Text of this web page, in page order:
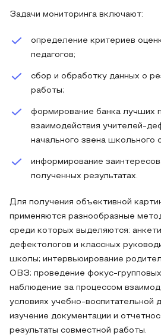
Задачи мониторинга включают:
определение критериев
педагогов;
сбор и обработку данных о
работы;
формирование банка лучших
взаимодействия учителей-
начального звена школьного
информирование
полученных результатах.
Для получения объективной
применяются разнообразные
среди которых выделяются:
дефектологов и классных
школы; интервьюирование
ОВЗ; проведение фокус-
наблюдение за процессом
условиях учебно-воспитательной
изучение документации и
результаты совместной работы.